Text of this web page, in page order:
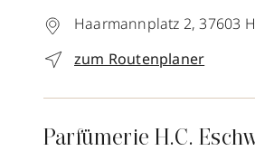
Haarmannplatz 2, 37603
zum Routenplaner
Parfümerie H.C.